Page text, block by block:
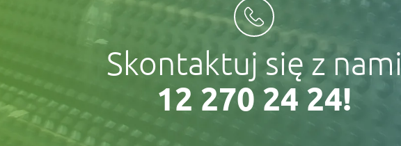
Skontaktuj się z nami
12 270 24 24!